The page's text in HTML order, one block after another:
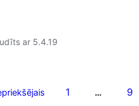
ar 5.4.19
1 … 9